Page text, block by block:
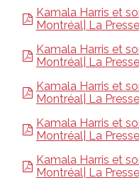
Kamala Harris et
Montréal| La
Kamala Harris et
Montréal| La
Kamala Harris et
Montréal| La
Kamala Harris et
Montréal| La
Kamala Harris et
Montréal| La